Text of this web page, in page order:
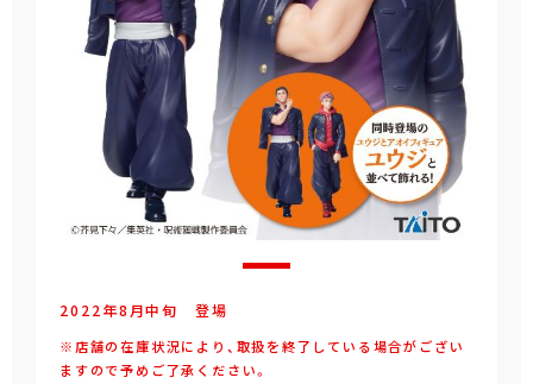
2022年8 月中旬 登場
※店舗の在庫状況により、取扱を終了している場合がござい
ますので予めご了承ください。